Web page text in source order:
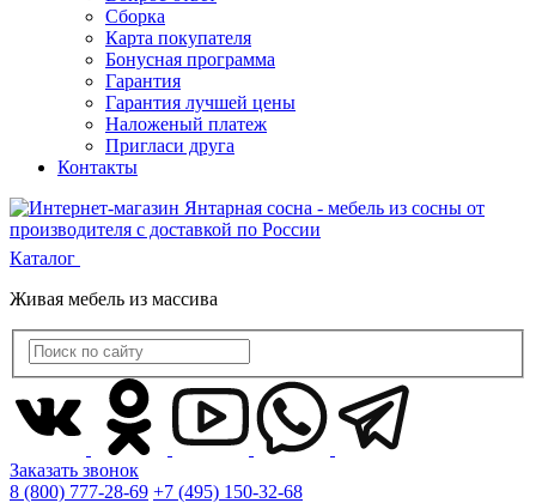
Сборка
Карта покупателя
Бонусная программа
Гарантия
Гарантия лучшей цены
Наложеный платеж
Пригласи друга
Контакты
Каталог
Живая мебель из массива
Заказать звонок
8 (800) 777-28-69 +7 (495) 150-32-68